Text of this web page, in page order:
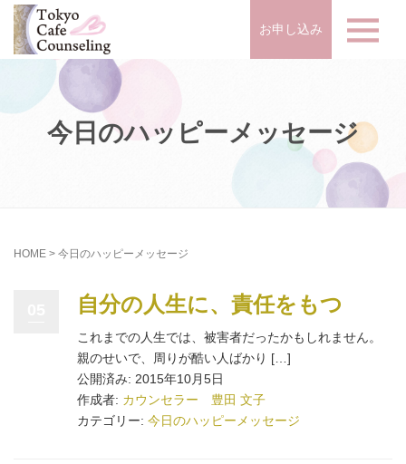
お申し込み
今日のハッピーメッセージ
HOME > 今日のハッピーメッセージ
自分の人生に、責任をもつ
これまでの人生では、被害者だったかもしれません。
親のせいで、周りが酷い人ばかり […]
公開済み: 2015年10月5日
作成者: カウンセラー 豊田 文子
カテゴリー: 今日のハッピーメッセージ